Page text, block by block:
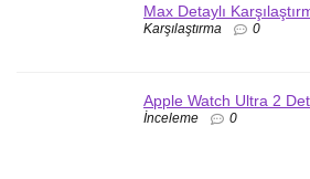
Max Detaylı
Karşılaştırma 0
Apple Watch Ultra 2
İnceleme 0